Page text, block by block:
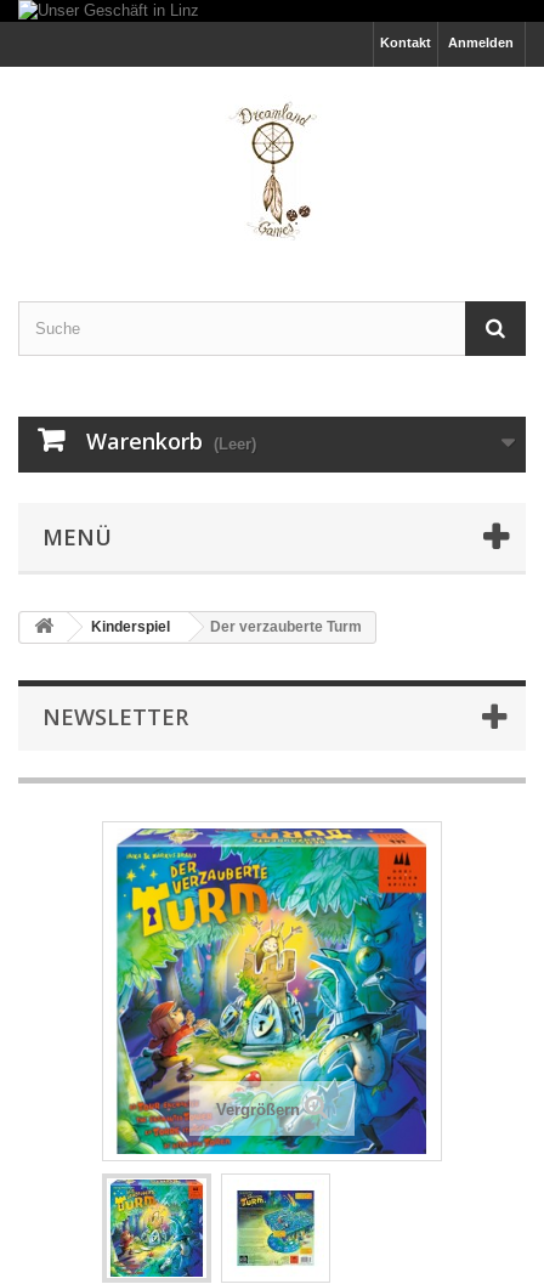
Anmelden
Kontakt
Warenkorb (Leer)
MENÜ
Kinderspiel Der verzauberte Turm
NEWSLETTER
Vergrößern